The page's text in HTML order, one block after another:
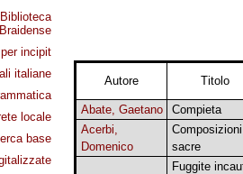
incipit
italiane
locale
base
Autore Titolo
Abate, Gaetano
Compieta
Acerbi,
Domenico
Composizioni
sacre
Fuggite